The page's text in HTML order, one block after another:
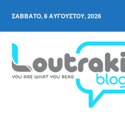
ΣΆΒΒΑΤΟ, 8 ΑΥΓΟΎΣΤΟΥ, 2026